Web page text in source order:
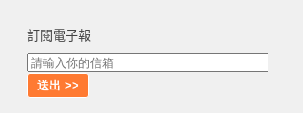
訂閱電子報